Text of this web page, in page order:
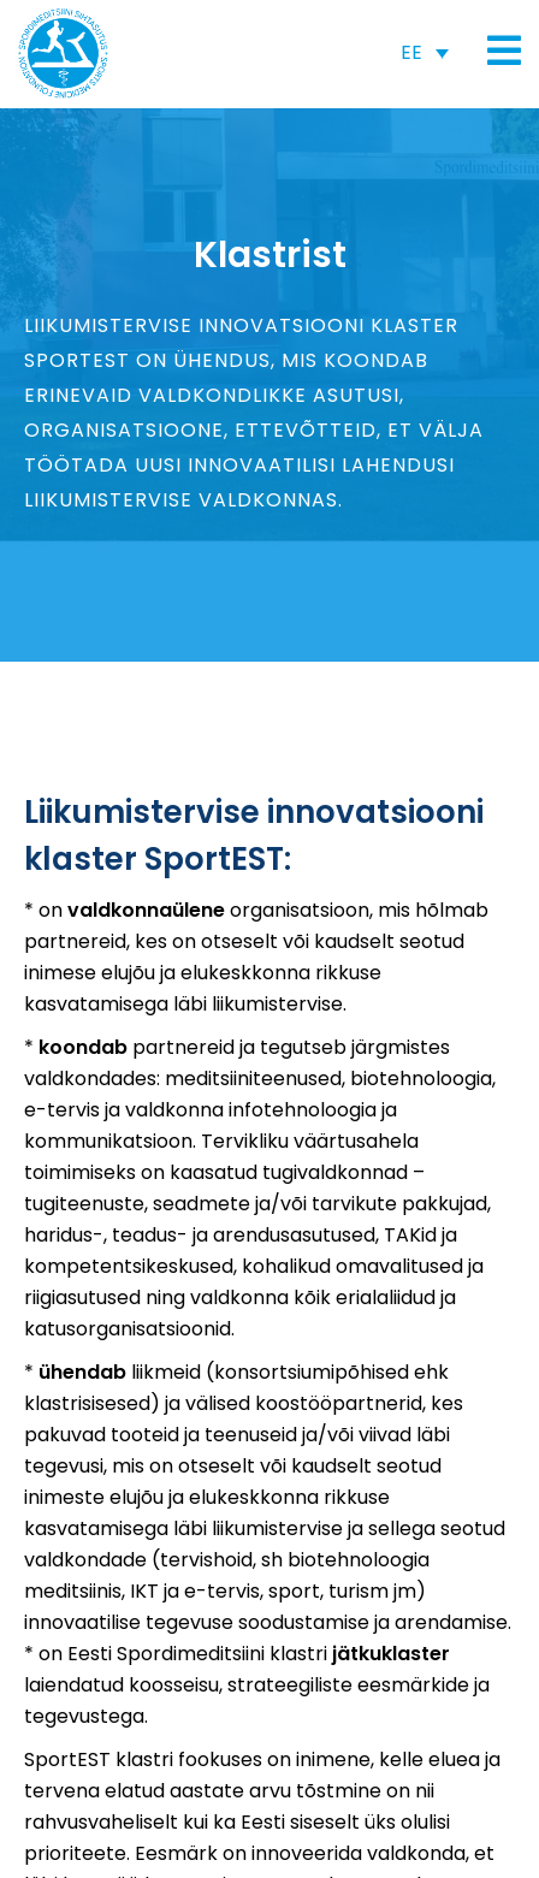
EE
Klastrist
LIIKUMISTERVISE INNOVATSIOONI KLASTER
SPORTEST ON ÜHENDUS, MIS KOONDAB
ERINEVAID VALDKONDLIKKE ASUTUSI,
ORGANISATSIOONE, ETTEVÕTTEID, ET VÄLJA
TÖÖTADA UUSI INNOVAATILISI LAHENDUSI
LIIKUMISTERVISE VALDKONNAS.
Liikumistervise innovatsiooni
klaster SportEST:
* onvaldkonnaüleneorganisatsioon, mis hõlmab
partnereid, kes on otseselt või kaudselt seotud
inimese elujõu ja elukeskkonna rikkuse
kasvatamisega läbi liikumistervise.
* koondab partnereid ja tegutseb järgmistes
valdkondades: meditsiiniteenused, biotehnoloogia,
e-tervis ja valdkonna infotehnoloogia ja
kommunikatsioon. Tervikliku väärtusahela
toimimiseks on kaasatud tugivaldkonnad –
tugiteenuste, seadmete ja/või tarvikute pakkujad,
haridus-, teadus- ja arendusasutused, TAKid ja
kompetentsikeskused, kohalikud omavalitused ja
riigiasutused ning valdkonna kõik erialaliidud ja
katusorganisatsioonid.
* ühendab liikmeid (konsortsiumipõhised ehk
klastrisisesed) ja välised koostööpartnerid, kes
pakuvad tooteid ja teenuseid ja/või viivad läbi
tegevusi, mis on otseselt või kaudselt seotud
inimeste elujõu ja elukeskkonna rikkuse
kasvatamisega läbi liikumistervise ja sellega seotud
valdkondade (tervishoid, sh biotehnoloogia
meditsiinis, IKT ja e-tervis, sport, turism jm)
innovaatilise tegevuse soodustamise ja arendamise.
* on Eesti Spordimeditsiini klastri jätkuklaster
laiendatud koosseisu, strateegiliste eesmärkide ja
tegevustega.
SportEST klastri fookuses on inimene, kelle eluea ja
tervena elatud aastate arvu tõstmine on nii
rahvusvaheliselt kui ka Eesti siseselt üks olulisi
prioriteete. Eesmärk on innoveerida valdkonda, et